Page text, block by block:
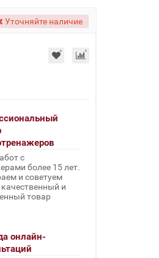
Уточняйте наличие
с
более 15 лет.
и советуем
и
товар
онлайн-